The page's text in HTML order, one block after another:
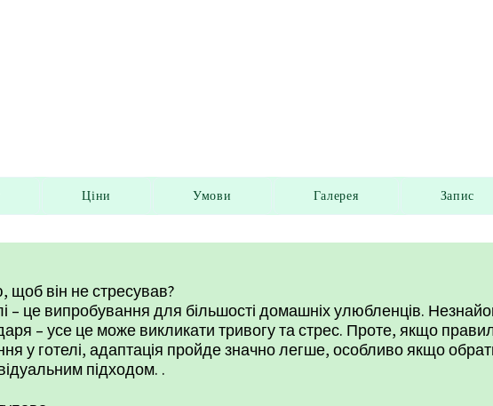
Ціни Умови Галерея Запис
щоб він не стресував?​
– це випробування для більшості домашніх улюбленців.
– усе це може викликати тривогу та стрес. Проте, якщо
у готелі, адаптація пройде значно легше, особливо якщо
підходом. .